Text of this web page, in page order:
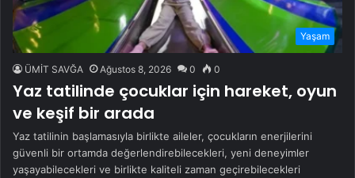
Yaşam
ÜMİT SAVĞA Ağustos 8, 2026 0 0
Yaz tatilinde çocuklar için hareket, oyun
ve keşif bir arada
Yaz tatilinin başlamasıyla birlikte aileler, çocukların enerjilerini
güvenli bir ortamda değerlendirebilecekleri, yeni deneyimler
yaşayabilecekleri ve birlikte kaliteli zaman geçirebilecekleri